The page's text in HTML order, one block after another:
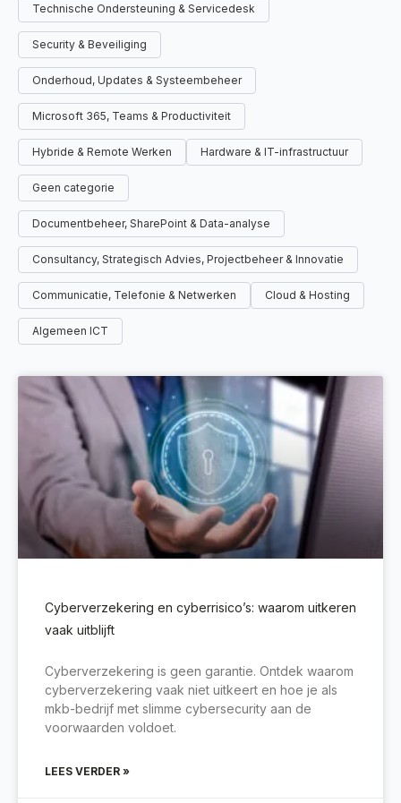
Technische Ondersteuning & Servicedesk
Security & Beveiliging
Onderhoud, Updates & Systeembeheer
Microsoft 365, Teams & Productiviteit
Hybride & Remote Werken Hardware & IT-infrastructuur
Geen categorie
Documentbeheer, SharePoint & Data-analyse
Consultancy, Strategisch Advies, Projectbeheer & Innovatie
Communicatie, Telefonie & Netwerken Cloud & Hosting
Algemeen ICT
Cyberverzekering en cyberrisico’s: waarom uitkeren
vaak uitblijft
Cyberverzekering is geen garantie. Ontdek waarom
cyberverzekering vaak niet uitkeert en hoe je als
mkb-bedrijf met slimme cybersecurity aan de
voorwaarden voldoet.
LEES VERDER »